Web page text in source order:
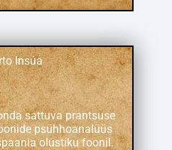
Insúa
sattuva prantsuse
psühhoanalüüs
olustiku foonil.